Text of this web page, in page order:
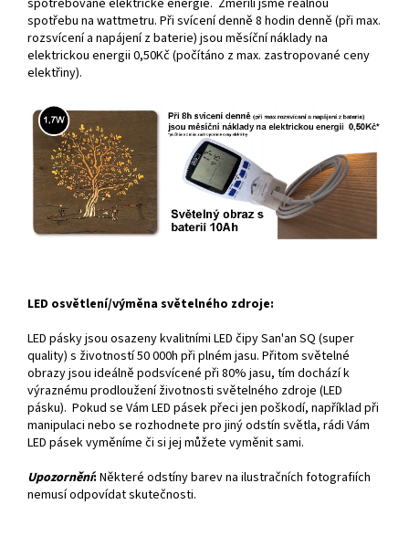
spotřebu na wattmetru. Při svícení denně 8 hodin denně (při max.
rozsvícení a napájení z baterie) jsou měsíční náklady na
elektrickou energii 0,50Kč (počítáno z max. zastropované ceny
elektřiny).
LED osvětlení/výměna světelného zdroje:
LED pásky jsou osazeny kvalitními LED čipy San'an SQ (super
quality) s životností 50 000h při plném jasu. Přitom světelné
obrazy jsou ideálně podsvícené při 80% jasu, tím dochází k
výraznému prodloužení životnosti světelného zdroje (LED
pásku). Pokud se Vám LED pásek přeci jen poškodí, například při
manipulaci nebo se rozhodnete pro jiný odstín světla, rádi Vám
LED pásek vyměníme či si jej můžete vyměnit sami.
Upozornění: Některé odstíny barev na ilustračních fotografiích
nemusí odpovídat skutečnosti.